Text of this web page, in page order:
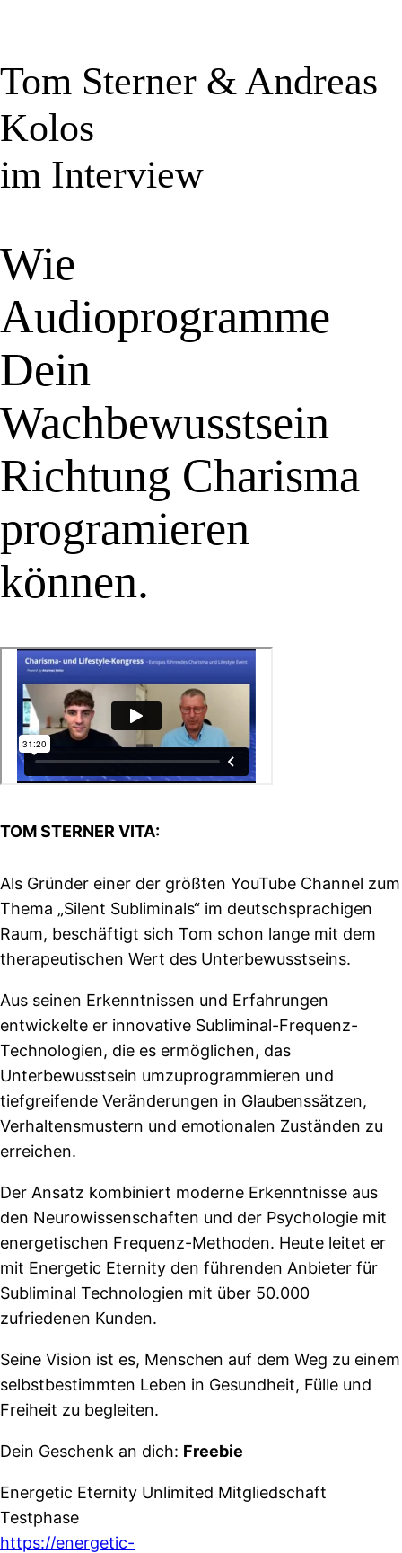
Tom Sterner & Andreas
Kolos
im Interview
Wie
Audioprogramme
Dein
Wachbewusstsein
Richtung Charisma
programieren
können.
TOM STERNER VITA:
Als Gründer einer der größten YouTube Channel zum
Thema „Silent Subliminals“ im deutschsprachigen
Raum, beschäftigt sich Tom schon lange mit dem
therapeutischen Wert des Unterbewusstseins.
Aus seinen Erkenntnissen und Erfahrungen
entwickelte er innovative Subliminal-Frequenz-
Technologien, die es ermöglichen, das
Unterbewusstsein umzuprogrammieren und
tiefgreifende Veränderungen in Glaubenssätzen,
Verhaltensmustern und emotionalen Zuständen zu
erreichen.
Der Ansatz kombiniert moderne Erkenntnisse aus
den Neurowissenschaften und der Psychologie mit
energetischen Frequenz-Methoden. Heute leitet er
mit Energetic Eternity den führenden Anbieter für
Subliminal Technologien mit über 50.000
zufriedenen Kunden.
Seine Vision ist es, Menschen auf dem Weg zu einem
selbstbestimmten Leben in Gesundheit, Fülle und
Freiheit zu begleiten.
Dein Geschenk an dich: Freebie
Energetic Eternity Unlimited Mitgliedschaft
Testphase
https://energetic-